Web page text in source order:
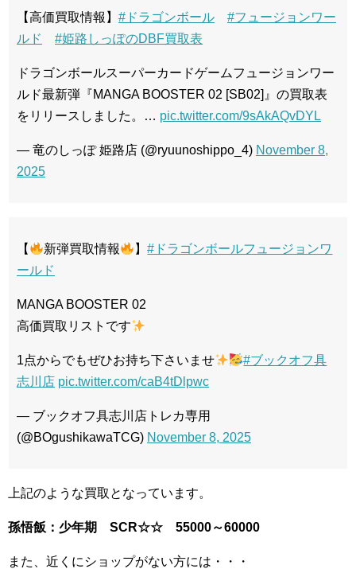
【高価買取情報】 #ドラゴンボール
#フュージョンワー
ルド
#姫路しっぽのDBF買取表
ドラゴンボールスーパーカードゲームフュージョンワー
ルド最新弾『MANGA BOOSTER 02 [SB02]』の買取表
をリリースしました。… pic.twitter.com/9sAkAQvDYL
— 竜のしっぽ 姫路店 (@ryuunoshippo_4) November 8,
2025
【 新弾買取情報 】#ドラゴンボールフュージョンワ
ールド
MANGA BOOSTER 02
高価買取リストです
1点からでもぜひお持ち下さいませ
#ブックオフ具
志川店 pic.twitter.com/caB4tDlpwc
— ブックオフ具志川店トレカ専用
(@BOgushikawaTCG) November 8, 2025
上記のような買取となっています。
孫悟飯：少年期 SCR☆☆ 55000～60000
また、近くにショップがない方には・・・